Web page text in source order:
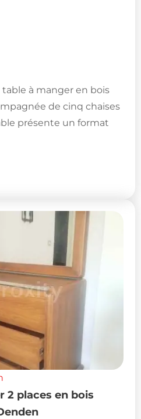
à manger en bois
de cinq chaises
présente un format
2 places en bois